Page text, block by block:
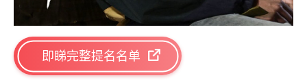
即睇完整提名名单